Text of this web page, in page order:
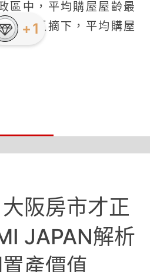
區中，平均購屋屋齡最
善化區摘下，平均購屋
阪房市才正
JAPAN解析
產價值